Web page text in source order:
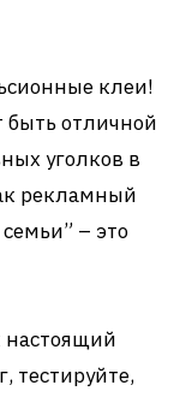
клеи!
быть отличной
уголков в
рекламный
– это
настоящий
тестируйте,